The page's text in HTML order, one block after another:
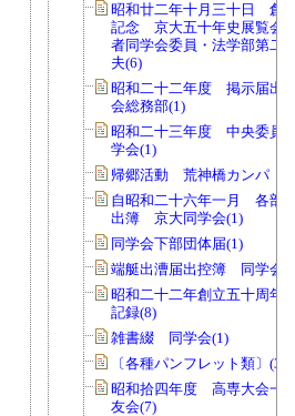
昭和廿二年十月三十日 創
記念 京大五十年史展覧会
者同学会委員・法学部第二
夫(6)
昭和二十二年度 掲示届出
会総務部(1)
昭和二十三年度 中央委員
学会(1)
帰郷活動 荒神橋カンパ
自昭和二十六年一月 各部共
出簿 京大同学会(1)
同学会下部団体届(1)
端艇出漕届出控簿 同学会(1)
昭和二十二年創立五十周年
記録(8)
雑書綴 同学会(1)
〔各種パンフレット類〕(34)
昭和拾四年度 高専大会一
友会(7)